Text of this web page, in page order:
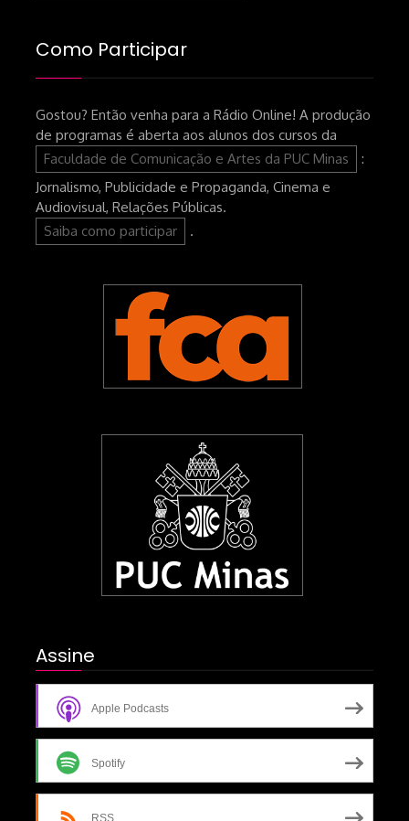
Como Participar
Gostou? Então venha para a Rádio Online! A produção
de programas é aberta aos alunos dos cursos da
Faculdade de Comunicação e Artes da PUC Minas
:
Jornalismo, Publicidade e Propaganda, Cinema e
Audiovisual, Relações Públicas.
Saiba como participar
.
Assine
Apple Podcasts
Spotify
RSS